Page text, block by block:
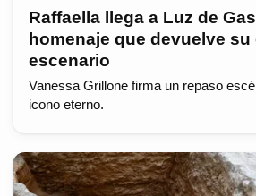
Raffaella llega a Luz de
homenaje que devuelve su
escenario
Vanessa Grillone firma un repaso
icono eterno.